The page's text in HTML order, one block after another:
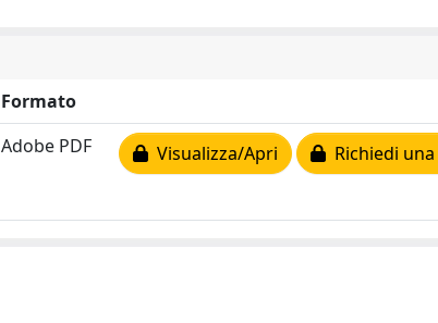
Formato
Adobe PDF Visualizza/Apri Richiedi